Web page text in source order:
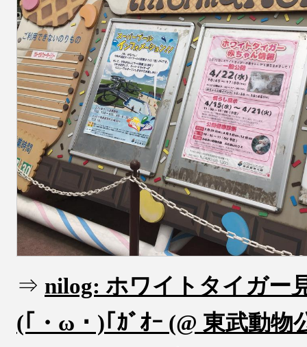
⇒ nilog: ホワイトタイガー
(｢・ω・)｢ｶﾞｵｰ (@ 東武動物